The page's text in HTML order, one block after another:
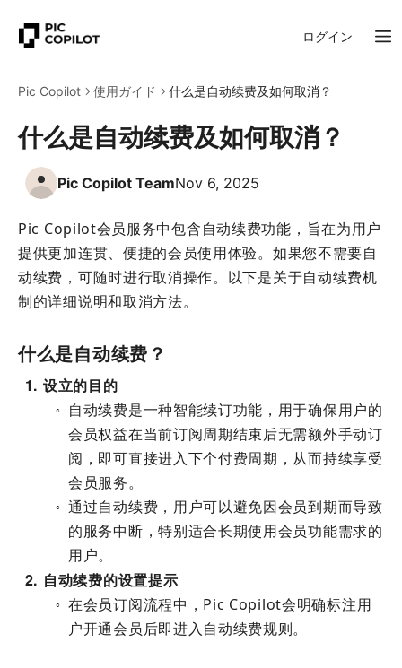
ログイン
Pic Copilot 使用ガイド 什么是自动续费及如何取消？
什么是自动续费及如何取消？
Pic Copilot TeamNov 6, 2025
Pic Copilot会员服务中包含自动续费功能，旨在为用户
提供更加连贯、便捷的会员使用体验。如果您不需要自
动续费，可随时进行取消操作。以下是关于自动续费机
制的详细说明和取消方法。
什么是自动续费？
1 设立的目的
○
自动续费是一种智能续订功能，用于确保用户的
会员权益在当前订阅周期结束后无需额外手动订
阅，即可直接进入下个付费周期，从而持续享受
会员服务。
○
通过自动续费，用户可以避免因会员到期而导致
的服务中断，特别适合长期使用会员功能需求的
用户。
2 自动续费的设置提示
○
在会员订阅流程中，Pic Copilot会明确标注用
户开通会员后即进入自动续费规则。